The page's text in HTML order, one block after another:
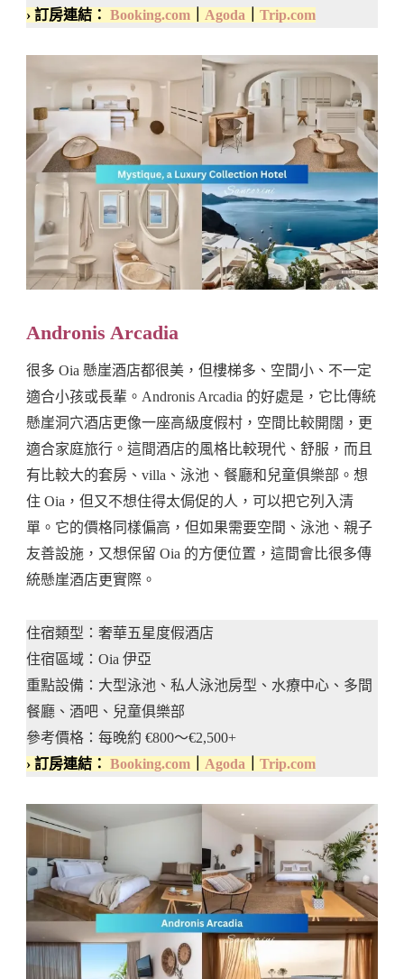
› 訂房連結： Booking.com Agoda Trip.com
Andronis Arcadia
很多 Oia 懸崖酒店都很美，但樓梯多、空間小、不一定
適合小孩或長輩。Andronis Arcadia 的好處是，它比傳統
懸崖洞穴酒店更像一座高級度假村，空間比較開闊，更
適合家庭旅行。這間酒店的風格比較現代、舒服，而且
有比較大的套房、villa、泳池、餐廳和兒童俱樂部。想
住 Oia，但又不想住得太侷促的人，可以把它列入清
單。它的價格同樣偏高，但如果需要空間、泳池、親子
友善設施，又想保留 Oia 的方便位置，這間會比很多傳
統懸崖酒店更實際。
住宿類型：奢華五星度假酒店
住宿區域：Oia 伊亞
重點設備：大型泳池、私人泳池房型、水療中心、多間
餐廳、酒吧、兒童俱樂部
參考價格：每晚約 €800～€2,500+
› 訂房連結： Booking.com Agoda Trip.com